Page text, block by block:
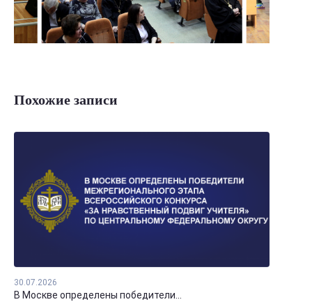
Похожие записи
30.07.2026
В Москве определены победители...